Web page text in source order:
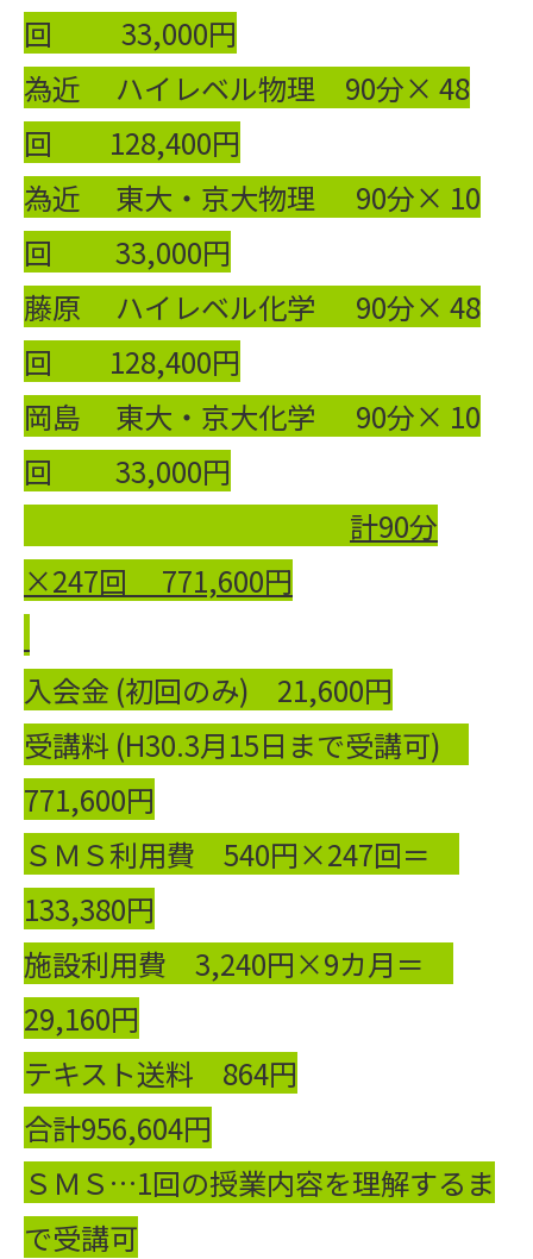
回 33,000円
為近 ハイレベル物理 90分× 48
回 128,400円
為近 東大・京大物理 90分× 10
回 33,000円
藤原 ハイレベル化学 90分× 48
回 128,400円
岡島 東大・京大化学 90分× 10
回 33,000円
計90分
×247回 771,600円
入会金 (初回のみ) 21,600円
受講料 (H30.3月15日まで受講可)
771,600円
ＳＭＳ利用費 540円×247回＝
133,380円
施設利用費 3,240円×9カ月＝
29,160円
テキスト送料 864円
合計956,604円
ＳＭＳ…1回の授業内容を理解するま
で受講可